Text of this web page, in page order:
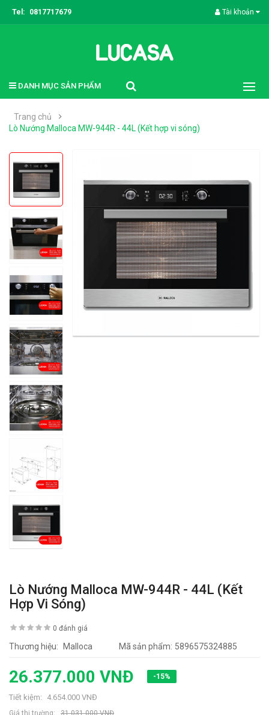
Tel: 0817717679 Tài khoản
DANH MỤC SẢN PHẨM
Trang chủ
Lò Nướng Malloca MW-944R - 44L (Kết hợp vi sóng)
Lò Nướng Malloca MW-944R - 44L (Kết
Hợp Vi Sóng)
0 đánh giá
Thương hiệu: Malloca Mã sản phẩm: 5896575324885
26.377.000 VNĐ -15%
Tiết kiệm: 4.654.000 VNĐ
Giá thị trường: 31.031.000 VNĐ